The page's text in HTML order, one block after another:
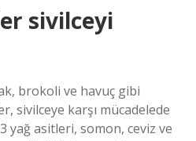
sivilceyi
brokoli ve havuç gibi
sivilceye karşı mücadelede
yağ asitleri, somon, ceviz ve